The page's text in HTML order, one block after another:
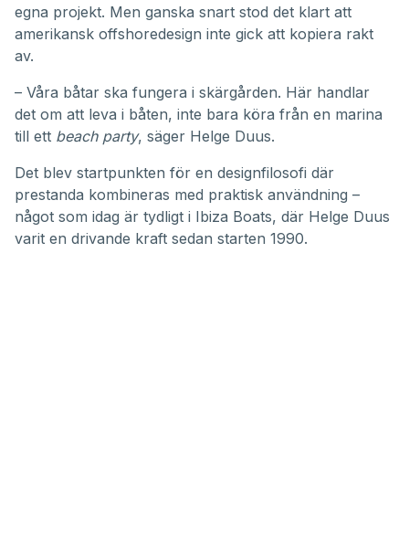
egna projekt. Men ganska snart stod det klart att
amerikansk offshoredesign inte gick att kopiera rakt
av.
– Våra båtar ska fungera i skärgården. Här handlar
det om att leva i båten, inte bara köra från en marina
till ett beach party, säger Helge Duus.
Det blev startpunkten för en designfilosofi där
prestanda kombineras med praktisk användning –
något som idag är tydligt i Ibiza Boats, där Helge Duus
varit en drivande kraft sedan starten 1990.